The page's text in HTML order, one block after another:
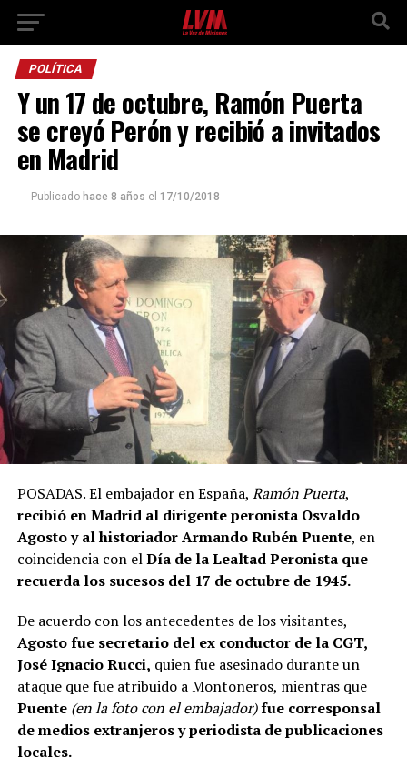
POLÍTICA
Y un 17 de octubre, Ramón Puerta
se creyó Perón y recibió a invitados
en Madrid
Publicado hace 8 años el 17/10/2018
POSADAS. El embajador en España, Ramón Puerta,
recibió en Madrid al dirigente peronista Osvaldo
Agosto y al historiador Armando Rubén Puente, en
coincidencia con elDía de la Lealtad Peronista que
recuerda los sucesos del 17 de octubre de 1945.
De acuerdo con los antecedentes de los visitantes,
Agosto fue secretario del ex conductor de la CGT,
José Ignacio Rucci, quien fue asesinado durante un
ataque que fue atribuido a Montoneros, mientras que
Puente (en la foto con el embajador)fue corresponsal
de medios extranjeros y periodista de publicaciones
locales.